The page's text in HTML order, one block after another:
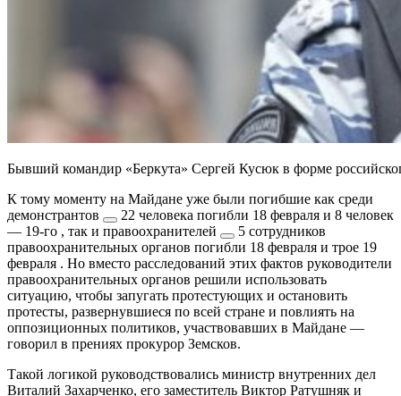
Бывший командир «Беркута» Сергей Кусюк в форме
К тому моменту на Майдане уже были погибшие как среди
демонстрантов
22 человека погибли 18 февраля и 8 человек
— 19-го , так и правоохранителей
5 сотрудников
правоохранительных органов погибли 18 февраля и трое 19
февраля . Но вместо расследований этих фактов руководители
правоохранительных органов решили использовать
ситуацию, чтобы запугать протестующих и остановить
протесты, развернувшиеся по всей стране и повлиять на
оппозиционных политиков, участвовавших в Майдане —
говорил в прениях прокурор Земсков.
Такой логикой руководствовались министр внутренних дел
Виталий Захарченко, его заместитель Виктор Ратушняк и